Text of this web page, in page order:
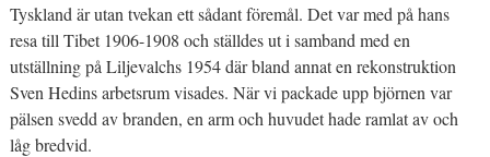
Tyskland är utan tvekan ett sådant föremål. Det var med på hans
resa till Tibet 1906-1908 och ställdes ut i samband med en
utställning på Liljevalchs 1954 där bland annat en rekonstruktion
Sven Hedins arbetsrum visades. När vi packade upp björnen var
pälsen svedd av branden, en arm och huvudet hade ramlat av och
låg bredvid.